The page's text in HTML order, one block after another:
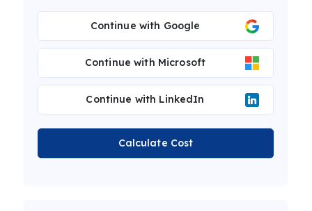
Continue with Google
Continue with Microsoft
Continue with LinkedIn
Calculate Cost